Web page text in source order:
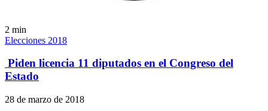
2 min
Elecciones 2018
Piden licencia 11 diputados en el Congreso del
Estado
28 de marzo de 2018